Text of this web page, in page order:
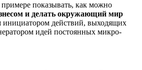
показывать, как можно
и делать окружающий мир
действий, выходящих
идей постоянных микро-